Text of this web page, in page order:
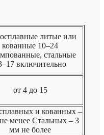
литые или
кованные 10–24
стальные
включительно
от 4 до 15
и кованных –
менее Стальных – 3
мм не более